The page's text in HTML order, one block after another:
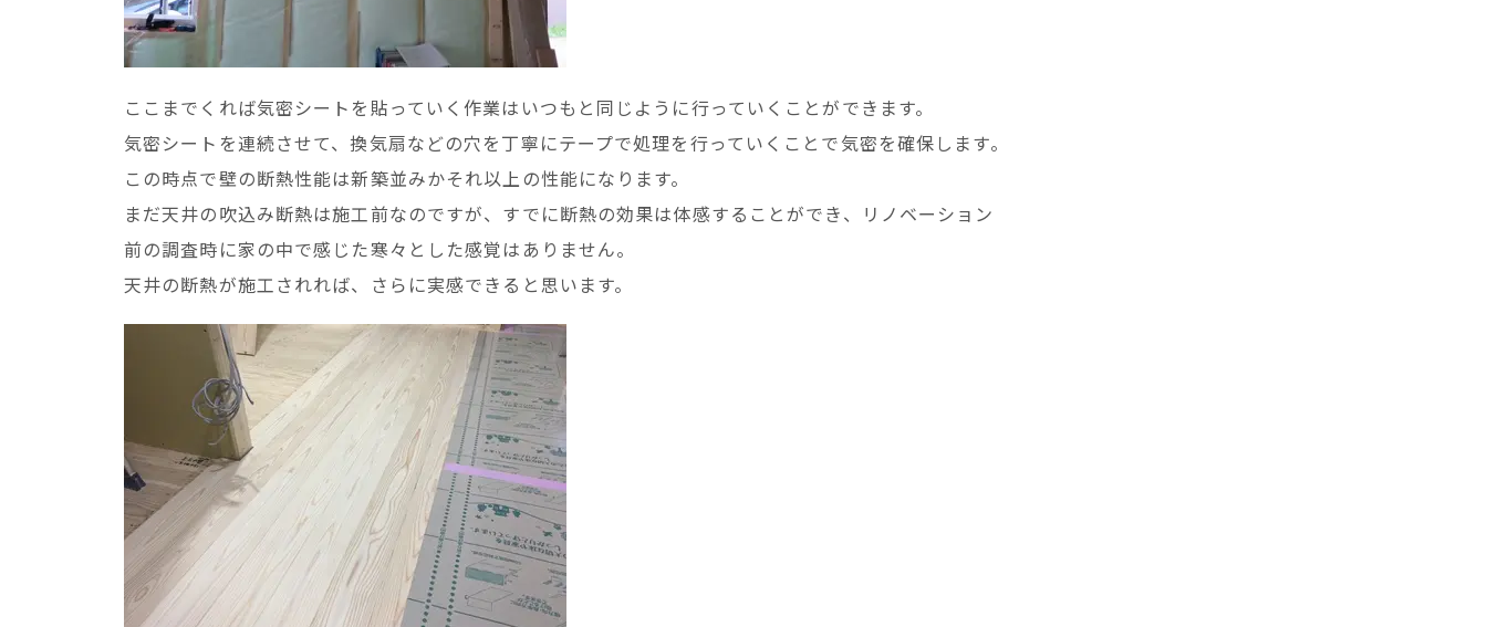
ここまでくれば気密シートを貼っていく作業はいつもと同じように行っていくことができます。
気密シートを連続させて、換気扇などの穴を丁寧にテープで処理を行っていくことで気密を確保します。
この時点で壁の断熱性能は新築並みかそれ以上の性能になります。
まだ天井の吹込み断熱は施工前なのですが、すでに断熱の効果は体感することができ、リノベーション
前の調査時に家の中で感じた寒々とした感覚はありません。
天井の断熱が施工されれば、さらに実感できると思います。